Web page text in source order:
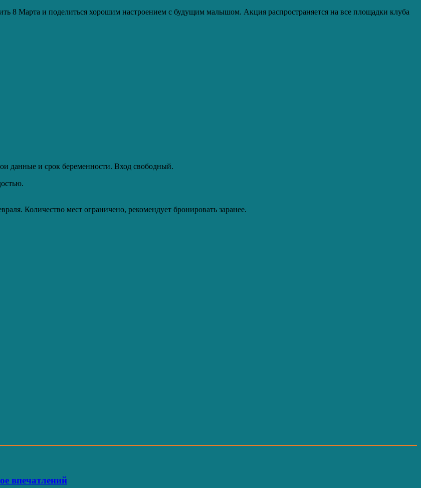
8 Марта и поделиться хорошим настроением с будущим малышом. Акция распространяется на все площадки клуба
данные и срок беременности. Вход свободный.
Количество мест ограничено, рекомендует бронировать заранее.
впечатлений